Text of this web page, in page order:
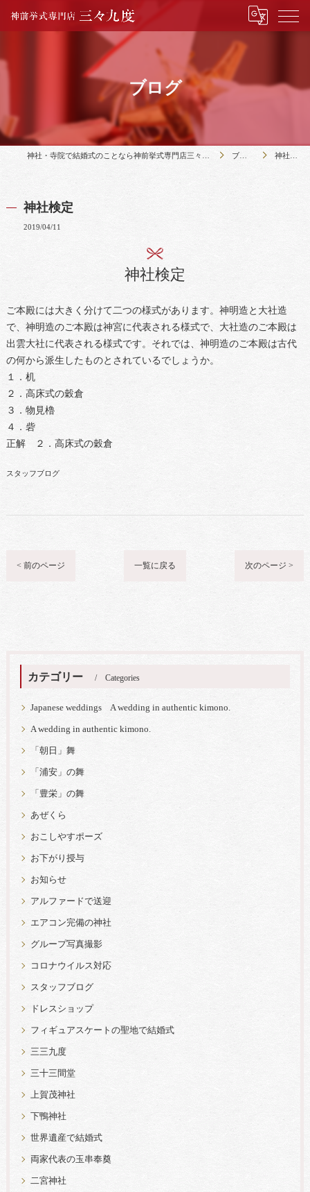
ブログ
ブログ 神社検定
神社検定
2019/04/11
神社検定
ご本殿には大きく分けて二つの様式があります。神明造と大社造
で、神明造のご本殿は神宮に代表される様式で、大社造のご本殿は
出雲大社に代表される様式です。それでは、神明造のご本殿は古代
の何から派生したものとされているでしょうか。
１．机
２．高床式の穀倉
３．物見櫓
４．砦
正解 ２．高床式の穀倉
スタッフブログ
< 前のページ 一覧に戻る 次のページ >
カテゴリー Categories
Japanese weddings A wedding in authentic kimono.
A wedding in authentic kimono.
「朝日」舞
「浦安」の舞
「豊栄」の舞
あぜくら
おこしやすポーズ
お下がり授与
お知らせ
アルファードで送迎
エアコン完備の神社
グループ写真撮影
コロナウイルス対応
スタッフブログ
ドレスショップ
フィギュアスケートの聖地で結婚式
三三九度
三十三間堂
上賀茂神社
下鴨神社
世界遺産で結婚式
両家代表の玉串奉奠
二宮神社